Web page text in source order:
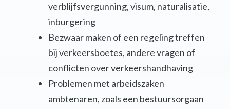
verblijfsvergunning, visum, naturalisatie,
inburgering
Bezwaar maken of een regeling treffen
bij verkeersboetes, andere vragen of
conflicten over verkeershandhaving
Problemen met arbeidszaken
ambtenaren, zoals een bestuursorgaan